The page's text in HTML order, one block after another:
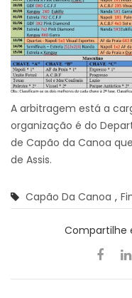
A arbitragem está a
organização é do
de Capão da Canoa
de Assis.
Capão Da Canoa ,
Compartilhe